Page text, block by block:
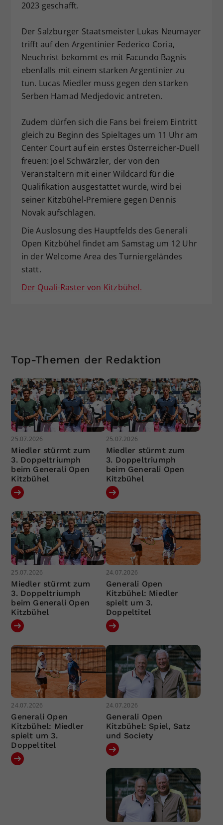
2023 geschafft.
Der Salzburger Staatsmeister Lukas Neumayer
trifft auf den Argentinier Federico Coria,
Neuchrist bekommt es mit Facundo Bagnis
ebenfalls mit einem starken Argentinier zu
tun. Lucas Miedler muss gegen den starken
Serben Hamad Medjedovic antreten.
Zudem dürfen sich die Fans bei freiem Eintritt
gleich zu Beginn des Spieltages um 11 Uhr am
Center Court auf ein erstes Österreicher-Duell
freuen: Joel Schwärzler, der von den
Veranstaltern mit einer Wildcard für die
Qualifikation ausgestattet wurde, wird bei
seiner Kitzbühel-Premiere gegen Dennis
Novak aufschlagen.
Die Auslosung des Hauptfelds des Generali
Open Kitzbühel findet am Samstag um 12 Uhr
in der Welcome Area des Turniergeländes
statt.
Der Quali-Raster von Kitzbühel.
Top-Themen der Redaktion
25.07.2026
Miedler stürmt zum
3. Doppeltriumph
beim Generali Open
Kitzbühel
25.07.2026
Miedler stürmt zum
3. Doppeltriumph
beim Generali Open
Kitzbühel
25.07.2026
Miedler stürmt zum
3. Doppeltriumph
beim Generali Open
Kitzbühel
24.07.2026
Generali Open
Kitzbühel: Miedler
spielt um 3.
Doppeltitel
24.07.2026
Generali Open
Kitzbühel: Miedler
spielt um 3.
Doppeltitel
24.07.2026
Generali Open
Kitzbühel: Spiel, Satz
und Society
Zweck
zufällig generierte ID, für die
historische Speicherung Ihrer
vorgenommen Einstellungen, falls der
Webseiten-Betreiber dies eingestellt
hat.